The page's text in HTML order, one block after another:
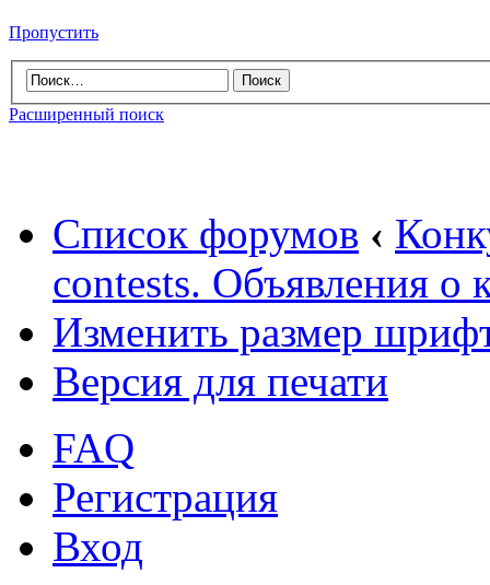
Пропустить
Расширенный поиск
Список форумов ‹
contests. Объявления о
Изменить размер
Версия для печати
FAQ
Регистрация
Вход